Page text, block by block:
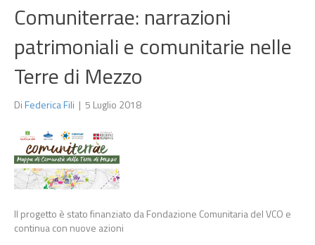
Comuniterrae: narrazioni
patrimoniali e comunitarie nelle
Terre di Mezzo
DiFederica Fili | 5 Luglio 2018
Il progetto è stato finanziato da Fondazione Comunitaria del VCO e
continua con nuove azioni